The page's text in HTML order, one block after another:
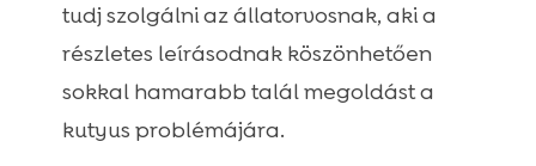
tudj szolgálni az állatorvosnak, aki a
részletes leírásodnak köszönhetően
sokkal hamarabb talál megoldást a
kutyus problémájára.